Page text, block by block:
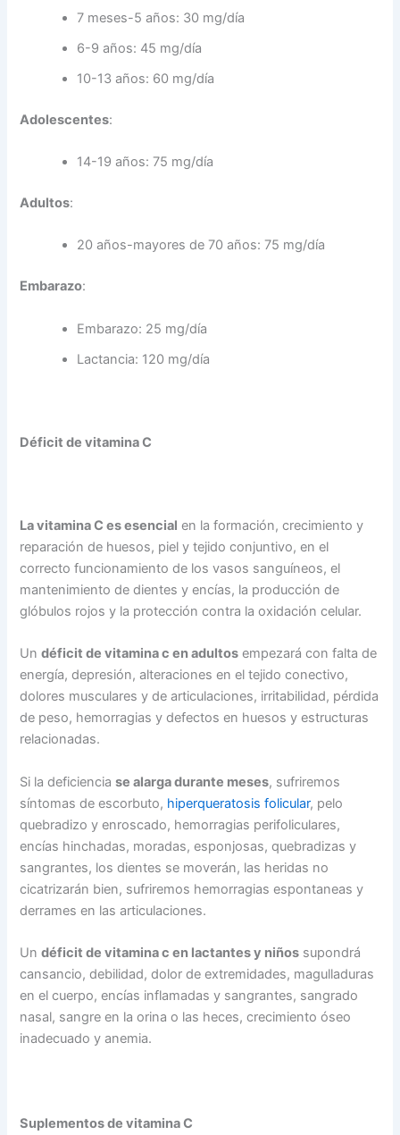
7 meses-5 años: 30 mg/día
6-9 años: 45 mg/día
10-13 años: 60 mg/día
Adolescentes:
14-19 años: 75 mg/día
Adultos:
20 años-mayores de 70 años: 75 mg/día
Embarazo:
Embarazo: 25 mg/día
Lactancia: 120 mg/día
Déficit de vitamina C
La vitamina C es esencial en la formación, crecimiento y
reparación de huesos, piel y tejido conjuntivo, en el
correcto funcionamiento de los vasos sanguíneos, el
mantenimiento de dientes y encías, la producción de
glóbulos rojos y la protección contra la oxidación celular.
Undéficit de vitamina c en adultos empezará con falta de
energía, depresión, alteraciones en el tejido conectivo,
dolores musculares y de articulaciones, irritabilidad, pérdida
de peso, hemorragias y defectos en huesos y estructuras
relacionadas.
Si la deficienciase alarga durante meses, sufriremos
síntomas de escorbuto, hiperqueratosis folicular, pelo
quebradizo y enroscado, hemorragias perifoliculares,
encías hinchadas, moradas, esponjosas, quebradizas y
sangrantes, los dientes se moverán, las heridas no
cicatrizarán bien, sufriremos hemorragias espontaneas y
derrames en las articulaciones.
Undéficit de vitamina c en lactantes y niños supondrá
cansancio, debilidad, dolor de extremidades, magulladuras
en el cuerpo, encías inflamadas y sangrantes, sangrado
nasal, sangre en la orina o las heces, crecimiento óseo
inadecuado y anemia.
Suplementos de vitamina C